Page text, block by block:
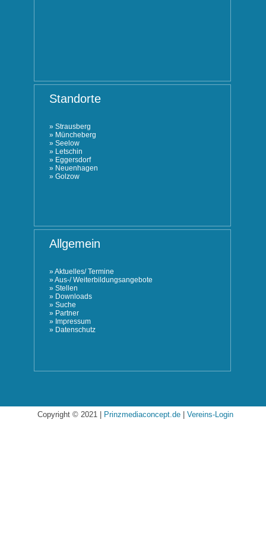
Standorte
» Strausberg
» Müncheberg
» Seelow
» Letschin
» Eggersdorf
» Neuenhagen
» Golzow
Allgemein
»Aktuelles/ Termine
»Aus-/ Weiterbildungsangebote
» Stellen
» Downloads
» Suche
» Partner
» Impressum
» Datenschutz
Copyright © 2021 | Prinzmediaconcept.de Vereins-Login